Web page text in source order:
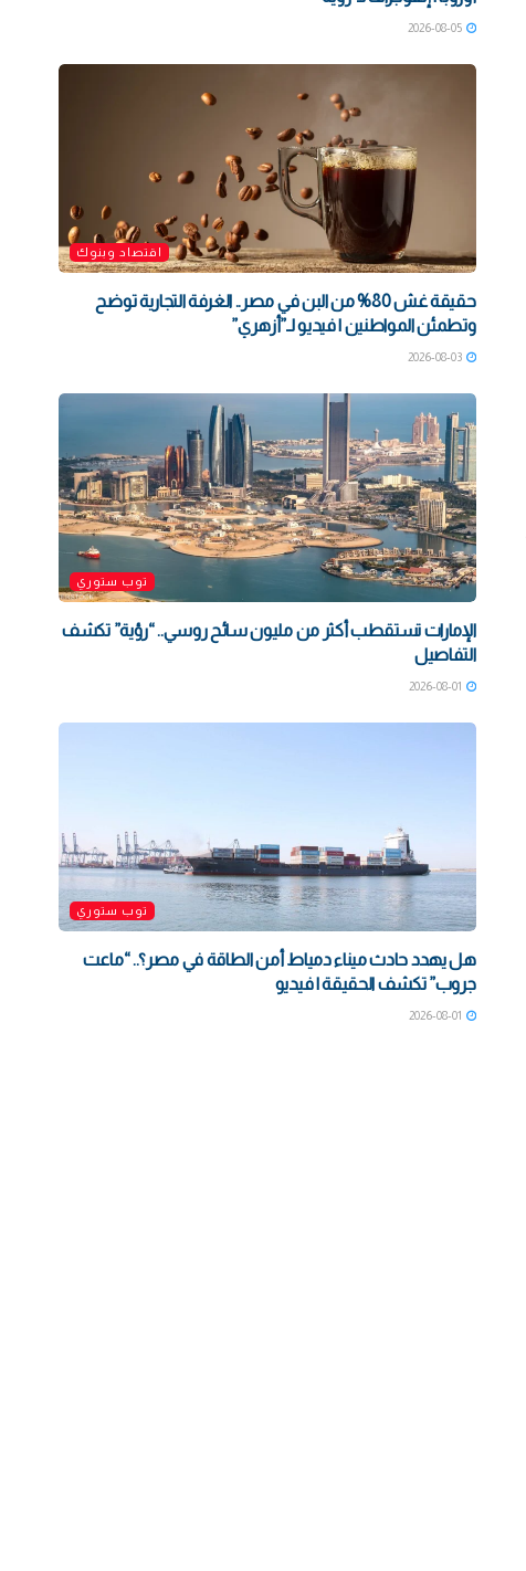
2026-08-05
اقتصاد وبنوك
حقيقة غش 80% من البن في مصر.. الغرفة التجارية توضح
وتطمئن المواطنين | فيديو لـ”أزهري”
2026-08-03
توب ستوري
الإمارات تستقطب أكثر من مليون سائح روسي.. “رؤية” تكشف
التفاصيل
توب ستوري
هل يهدد حادث ميناء دمياط أمن الطاقة في مصر؟.. “ماعت
جروب” تكشف الحقيقة | فيديو